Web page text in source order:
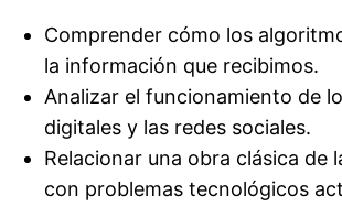
Comprender cómo los
la información que recibimos.
Analizar el funcionamiento de
digitales y las redes sociales.
Relacionar una obra clásica de
con problemas tecnológicos